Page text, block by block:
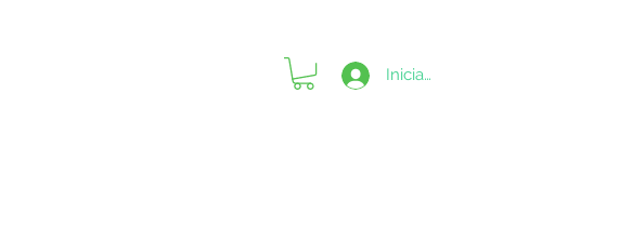
Iniciar sesión